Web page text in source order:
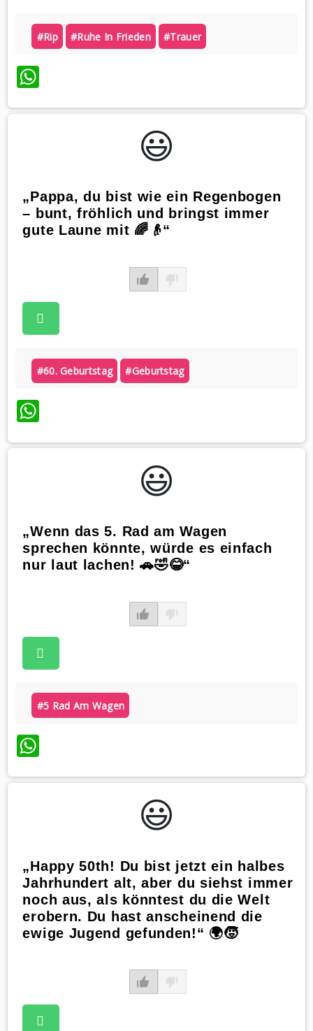
#rip #ruhe In Frieden #trauer
WhatsApp
😃️
„Pappa, du bist wie ein Regenbogen
– bunt, fröhlich und bringst immer
gute Laune mit 🌈👴“
#60. Geburtstag #geburtstag
WhatsApp
😃️
„Wenn das 5. Rad am Wagen
sprechen könnte, würde es einfach
nur laut lachen! 🚗🤣😂“
#5 Rad Am Wagen
WhatsApp
😃️
„Happy 50th! Du bist jetzt ein halbes
Jahrhundert alt, aber du siehst immer
noch aus, als könntest du die Welt
erobern. Du hast anscheinend die
ewige Jugend gefunden!“ 🌍🧒